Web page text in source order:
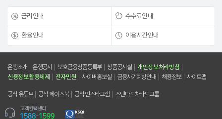
금리안내 수수료안내
환율안내 이용시간안내
은행소개 은행공시 보호금융상품등록부 상품공시실
개인정보처리방침
신용정보활용체제
전자민원 사이버홍보실 금융사기예방안내 채용정보 사이트맵
공식 유튜브 공식 페이스북 공식 인스타그램 스탠다드차타드그룹